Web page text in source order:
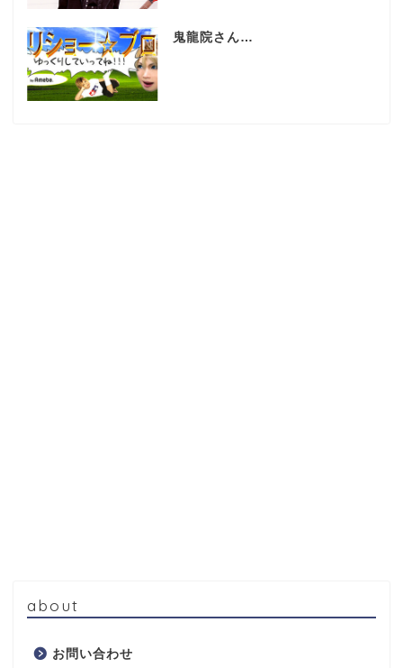
鬼龍院さん…
about
お問い合わせ